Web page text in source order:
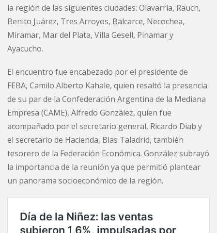
la región de las siguientes ciudades: Olavarría, Rauch,
Benito Juárez, Tres Arroyos, Balcarce, Necochea,
Miramar, Mar del Plata, Villa Gesell, Pinamar y
Ayacucho.
El encuentro fue encabezado por el presidente de
FEBA, Camilo Alberto Kahale, quien resaltó la presencia
de su par de la Confederación Argentina de la Mediana
Empresa (CAME), Alfredo González, quien fue
acompañado por el secretario general, Ricardo Diab y
el secretario de Hacienda, Blas Taladrid, también
tesorero de la Federación Económica. González subrayó
la importancia de la reunión ya que permitió plantear
un panorama socioeconómico de la región.